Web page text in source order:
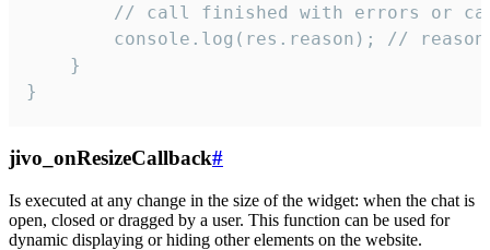
// call finished with errors or
console.log(res.reason); //
    }
}
jivo_onResizeCallback#
Is executed at any change in the size of the widget: when the chat is
open, closed or dragged by a user. This function can be used for
dynamic displaying or hiding other elements on the website.